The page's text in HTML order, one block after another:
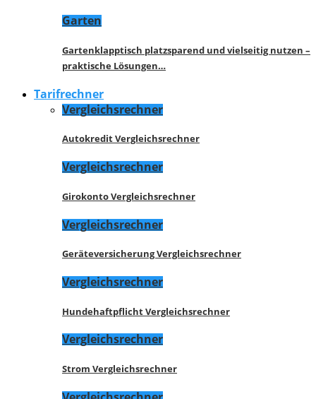
Garten
Gartenklapptisch platzsparend und vielseitig nutzen –
praktische Lösungen…
Tarifrechner
Vergleichsrechner
Autokredit Vergleichsrechner
Vergleichsrechner
Girokonto Vergleichsrechner
Vergleichsrechner
Geräteversicherung Vergleichsrechner
Vergleichsrechner
Hundehaftpflicht Vergleichsrechner
Vergleichsrechner
Strom Vergleichsrechner